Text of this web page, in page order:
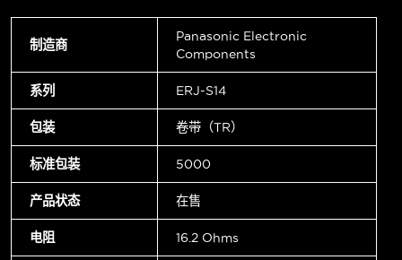
制造商
Panasonic Electronic
Components
系列 ERJ-S14
包装 卷带（TR）
标准包装 5000
产品状态 在售
电阻 16.2 Ohms